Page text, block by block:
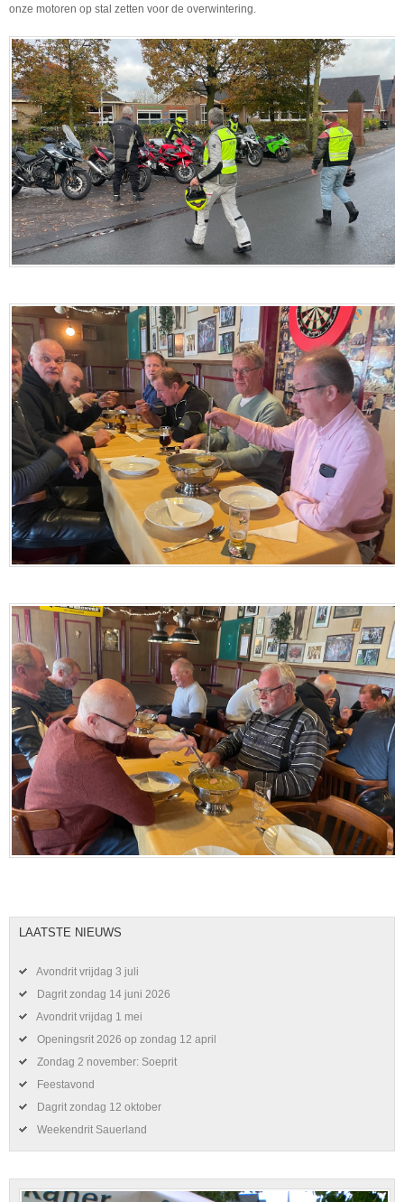
onze motoren op stal zetten voor de overwintering.
LAATSTE NIEUWS
Avondrit vrijdag 3 juli
Dagrit zondag 14 juni 2026
Avondrit vrijdag 1 mei
Openingsrit 2026 op zondag 12 april
Zondag 2 november: Soeprit
Feestavond
Dagrit zondag 12 oktober
Weekendrit Sauerland